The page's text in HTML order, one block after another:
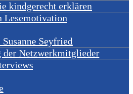
kindgerecht erklären
Lesemotivation
Seyfried
der Netzwerkmitglieder